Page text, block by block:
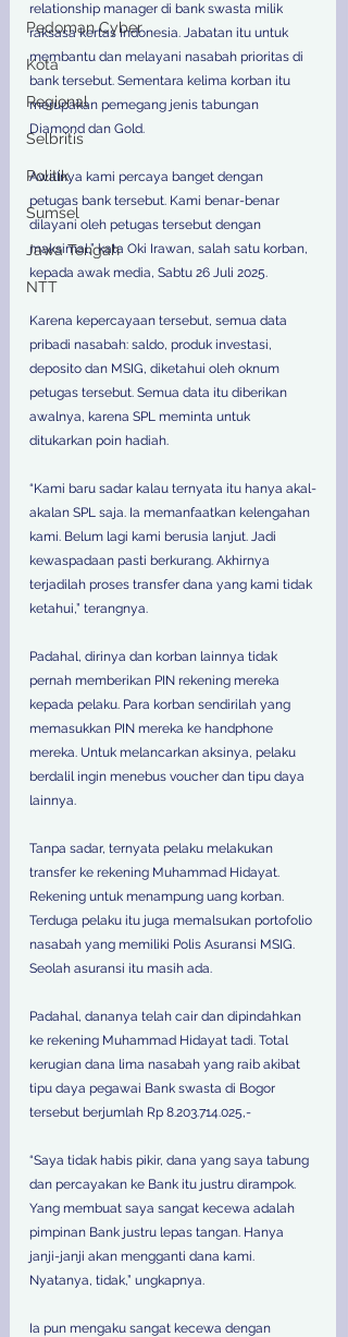
Pedoman Cyber
Kota
Regional
Selbritis
Politik
Sumsel
Jawa Tengah
NTT
relationship manager di bank swasta milik
raksasa kertas Indonesia. Jabatan itu untuk
membantu dan melayani nasabah prioritas di
bank tersebut. Sementara kelima korban itu
merupakan pemegang jenis tabungan
Diamond dan Gold.
Awalnya kami percaya banget dengan
petugas bank tersebut. Kami benar-benar
dilayani oleh petugas tersebut dengan
maksimal,” kata Oki Irawan, salah satu korban,
kepada awak media, Sabtu 26 Juli 2025.
Karena kepercayaan tersebut, semua data
pribadi nasabah: saldo, produk investasi,
deposito dan MSIG, diketahui oleh oknum
petugas tersebut. Semua data itu diberikan
awalnya, karena SPL meminta untuk
ditukarkan poin hadiah.
“Kami baru sadar kalau ternyata itu hanya akal-
akalan SPL saja. Ia memanfaatkan kelengahan
kami. Belum lagi kami berusia lanjut. Jadi
kewaspadaan pasti berkurang. Akhirnya
terjadilah proses transfer dana yang kami tidak
ketahui,” terangnya.
Padahal, dirinya dan korban lainnya tidak
pernah memberikan PIN rekening mereka
kepada pelaku. Para korban sendirilah yang
memasukkan PIN mereka ke handphone
mereka. Untuk melancarkan aksinya, pelaku
berdalil ingin menebus voucher dan tipu daya
lainnya.
Tanpa sadar, ternyata pelaku melakukan
transfer ke rekening Muhammad Hidayat.
Rekening untuk menampung uang korban.
Terduga pelaku itu juga memalsukan portofolio
nasabah yang memiliki Polis Asuransi MSIG.
Seolah asuransi itu masih ada.
Padahal, dananya telah cair dan dipindahkan
ke rekening Muhammad Hidayat tadi. Total
kerugian dana lima nasabah yang raib akibat
tipu daya pegawai Bank swasta di Bogor
tersebut berjumlah Rp 8.203.714.025,-
“Saya tidak habis pikir, dana yang saya tabung
dan percayakan ke Bank itu justru dirampok.
Yang membuat saya sangat kecewa adalah
pimpinan Bank justru lepas tangan. Hanya
janji-janji akan mengganti dana kami.
Nyatanya, tidak,” ungkapnya.
Ia pun mengaku sangat kecewa dengan